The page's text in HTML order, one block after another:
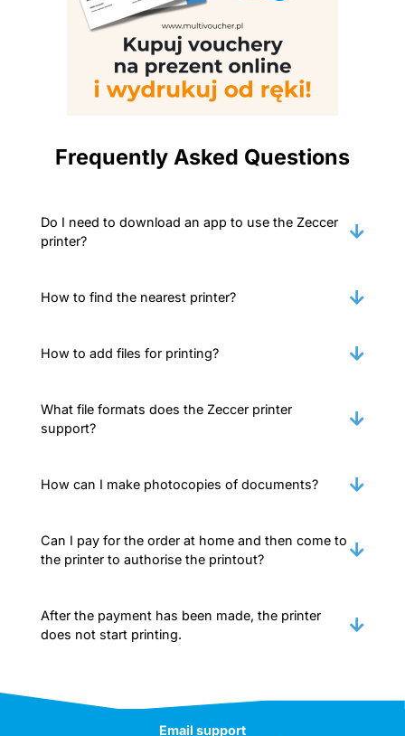
Frequently Asked Questions
Do I need to download an app to use the Zeccer
printer?
How to find the nearest printer?
How to add files for printing?
What file formats does the Zeccer printer
support?
How can I make photocopies of documents?
Can I pay for the order at home and then come to
the printer to authorise the printout?
After the payment has been made, the printer
does not start printing.
Email support